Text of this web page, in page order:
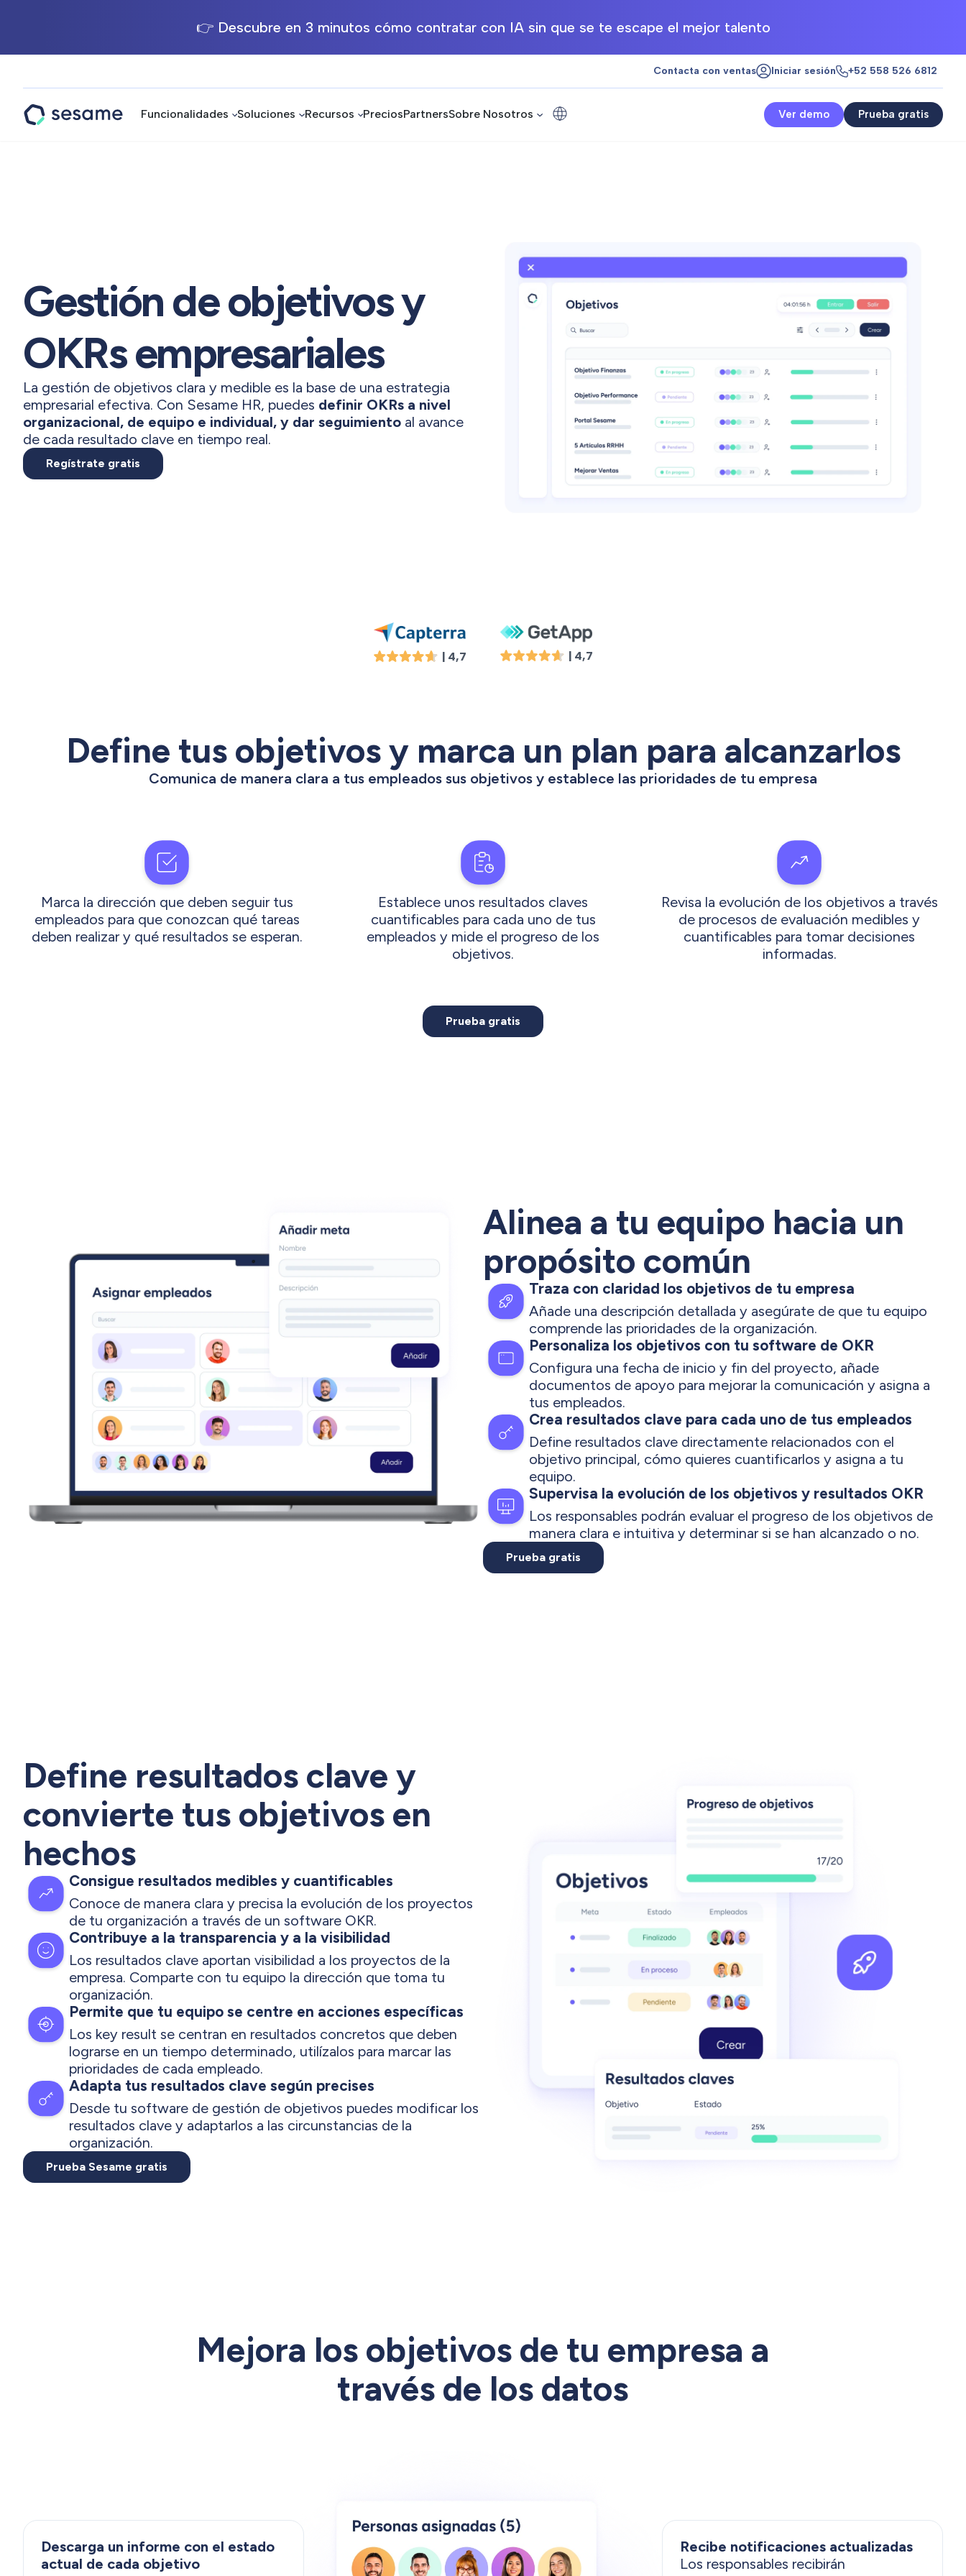
👉 Descubre en 3 minutos cómo contratar con IA sin que se te escape el mejor talento
Contacta con ventas Iniciar sesión +52 558 526 6812
Funcionalidades Soluciones Recursos PreciosPartnersSobre Nosotros Prueba gratis
Ver demo
Gestión de objetivos y
OKRs empresariales
La gestión de objetivos clara y medible es la base de una estrategia
empresarial efectiva. Con Sesame HR, puedes definir OKRs a nivel
organizacional, de equipo e individual, y dar seguimiento al avance
de cada resultado clave en tiempo real.
Regístrate gratis
| 4,7 | 4,7
Define tus objetivos y marca un plan para alcanzarlos
Comunica de manera clara a tus empleados sus objetivos y establece las prioridades de tu empresa
Marca la dirección que deben seguir tus
empleados para que conozcan qué tareas
deben realizar y qué resultados se esperan.
Establece unos resultados claves
cuantificables para cada uno de tus
empleados y mide el progreso de los
objetivos.
Revisa la evolución de los objetivos a través
de procesos de evaluación medibles y
cuantificables para tomar decisiones
informadas.
Prueba gratis
Alinea a tu equipo hacia un
propósito común
Traza con claridad los objetivos de tu empresa
Añade una descripción detallada y asegúrate de que tu equipo
comprende las prioridades de la organización.
Personaliza los objetivos con tu software de OKR
Configura una fecha de inicio y fin del proyecto, añade
documentos de apoyo para mejorar la comunicación y asigna a
tus empleados.
Crea resultados clave para cada uno de tus empleados
Define resultados clave directamente relacionados con el
objetivo principal, cómo quieres cuantificarlos y asigna a tu
equipo.
Supervisa la evolución de los objetivos y resultados OKR
Los responsables podrán evaluar el progreso de los objetivos de
manera clara e intuitiva y determinar si se han alcanzado o no.
Prueba gratis
Define resultados clave y
convierte tus objetivos en
hechos
Consigue resultados medibles y cuantificables
Conoce de manera clara y precisa la evolución de los proyectos
de tu organización a través de un software OKR.
Contribuye a la transparencia y a la visibilidad
Los resultados clave aportan visibilidad a los proyectos de la
empresa. Comparte con tu equipo la dirección que toma tu
organización.
Permite que tu equipo se centre en acciones específicas
Los key result se centran en resultados concretos que deben
lograrse en un tiempo determinado, utilízalos para marcar las
prioridades de cada empleado.
Adapta tus resultados clave según precises
Desde tu software de gestión de objetivos puedes modificar los
resultados clave y adaptarlos a las circunstancias de la
organización.
Prueba Sesame gratis
Mejora los objetivos de tu empresa a
través de los datos
Descarga un informe con el estado
actual de cada objetivo
Recibe notificaciones actualizadas
Los responsables recibirán